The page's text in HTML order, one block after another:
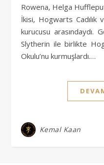
Rowena, Helga
İkisi, Hogwarts Cadılık
kurucusu arasındaydı.
Slytherin ile birlikte
Okulu’nu kurmuşlardı.…
Kemal Kaan